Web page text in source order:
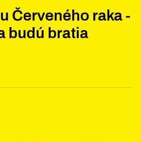
Červeného raka -
budú bratia